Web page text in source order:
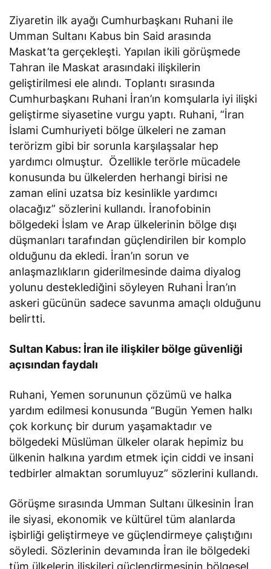
Ziyaretin ilk ayağı Cumhurbaşkanı Ruhani ile
Umman Sultanı Kabus bin Said arasında
Maskat’ta gerçekleşti. Yapılan ikili görüşmede
Tahran ile Maskat arasındaki ilişkilerin
geliştirilmesi ele alındı. Toplantı sırasında
Cumhurbaşkanı Ruhani İran’ın komşularla iyi ilişki
geliştirme siyasetine vurgu yaptı. Ruhani, “İran
İslami Cumhuriyeti bölge ülkeleri ne zaman
terörizm gibi bir sorunla karşılaşsalar hep
yardımcı olmuştur. Özellikle terörle mücadele
konusunda bu ülkelerden herhangi birisi ne
zaman elini uzatsa biz kesinlikle yardımcı
olacağız” sözlerini kullandı. İranofobinin
bölgedeki İslam ve Arap ülkelerinin bölge dışı
düşmanları tarafından güçlendirilen bir komplo
olduğunu da ekledi. İran’ın sorun ve
anlaşmazlıkların giderilmesinde daima diyalog
yolunu desteklediğini söyleyen Ruhani İran’ın
askeri gücünün sadece savunma amaçlı olduğunu
belirtti.
Sultan Kabus: İran ile ilişkiler bölge güvenliği
açısından faydalı
Ruhani, Yemen sorununun çözümü ve halka
yardım edilmesi konusunda “Bugün Yemen halkı
çok korkunç bir durum yaşamaktadır ve
bölgedeki Müslüman ülkeler olarak hepimiz bu
ülkenin halkına yardım etmek için ciddi ve insani
tedbirler almaktan sorumluyuz” sözlerini kullandı.
Görüşme sırasında Umman Sultanı ülkesinin İran
ile siyasi, ekonomik ve kültürel tüm alanlarda
işbirliği geliştirmeye ve güçlendirmeye çalıştığını
söyledi. Sözlerinin devamında İran ile bölgedeki
tüm ülkelerin ilişkileri güçlendirmesinin bölgesel